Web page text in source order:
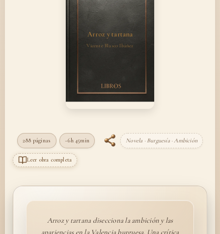
Arroz y tartana
Vicente Blasco Ibáñez
288 páginas ~6h 45min Novela · Burguesía · Ambición
Leer obra completa
Arroz y tartana disecciona la ambición y las
apariencias en la Valencia burguesa. Una crítica